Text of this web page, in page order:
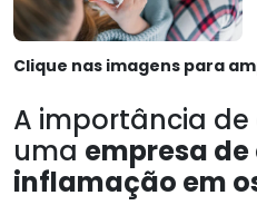
Clique nas imagens para
A importância
uma empresa
inflamação em